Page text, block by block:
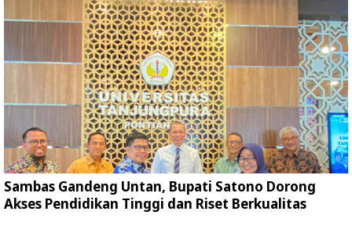
Sambas Gandeng Untan, Bupati Satono Dorong
Akses Pendidikan Tinggi dan Riset Berkualitas